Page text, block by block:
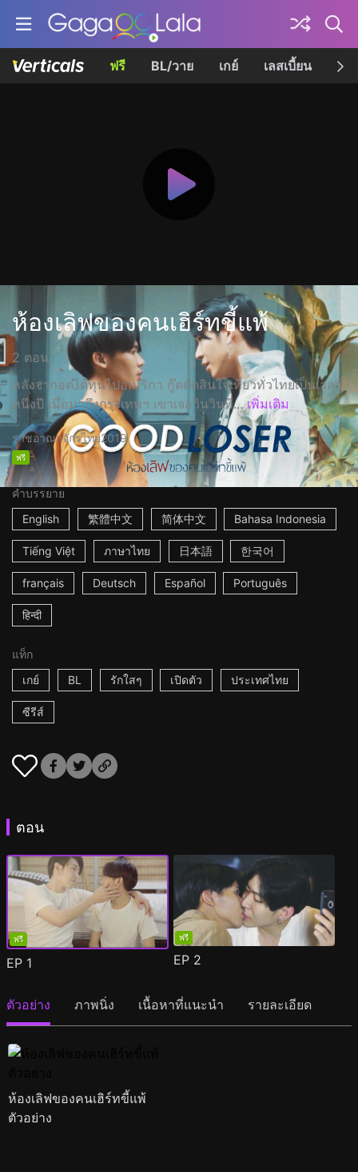
ฟรี BL/วาย เกย์ เลสเบี้ยน เค
ห้องเลิฟของคนเฮิร์ทขี้แพ้
2 ตอน
หลังจากอดได้ทุนไปอเมริกา กู๊ดตัดสินใจเที่ยวทั่วไทยเป็นเวลา
หนึ่งปี เมื่อมาถึงกรุงเทพฯ เขาเจอวินวินที่... เพิ่มเติม
ราชอาณาจักรไทย2019
ฟรี
คำบรรยาย
English
繁體中文 简体中文 Bahasa Indonesia
Tiếng Việt ภาษาไทย 日本語 한국어
français Deutsch Español Português
हिन्दी
แท็ก
เกย์
BL รักใสๆ เปิดตัว ประเทศไทย
ซีรีส์
ตอน
ฟรี
EP 1
ฟรี
EP 2
ตัวอย่าง ภาพนิ่ง เนื้อหาที่แนะนำ รายละเอียด
ห้องเลิฟของคนเฮิร์ทขี้แพ้
ตัวอย่าง